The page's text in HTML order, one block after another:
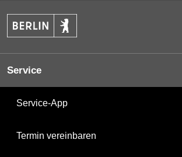
Service
Service-App
Termin vereinbaren